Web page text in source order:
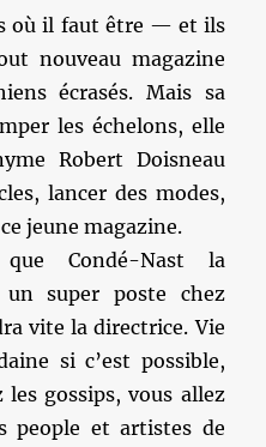
où il faut être — et ils
nouveau magazine
écrasés. Mais sa
les échelons, elle
Robert Doisneau
lancer des modes,
jeune magazine.
Condé-Nast la
super poste chez
vite la directrice. Vie
si c’est possible,
gossips, vous allez
people et artistes de